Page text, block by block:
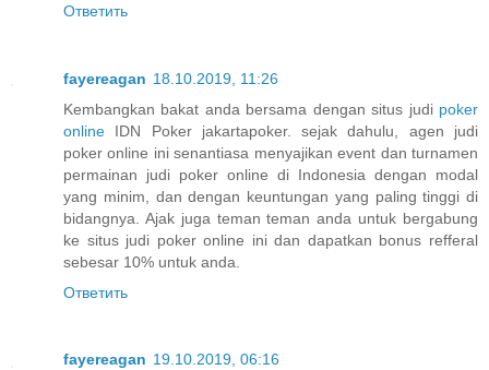
Ответить
fayereagan 18.10.2019, 11:26
Kembangkan bakat anda bersama dengan situs judi poker
online IDN Poker jakartapoker. sejak dahulu, agen judi
poker online ini senantiasa menyajikan event dan turnamen
permainan judi poker online di Indonesia dengan modal
yang minim, dan dengan keuntungan yang paling tinggi di
bidangnya. Ajak juga teman teman anda untuk bergabung
ke situs judi poker online ini dan dapatkan bonus refferal
sebesar 10% untuk anda.
Ответить
fayereagan 19.10.2019, 06:16